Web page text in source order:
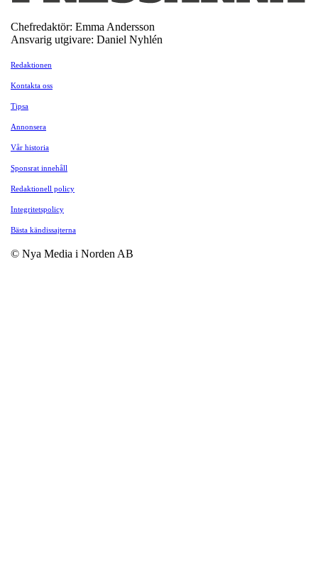
Chefredaktör: Emma Andersson
Ansvarig utgivare: Daniel Nyhlén
Redaktionen
Kontakta oss
Tipsa
Annonsera
Vår historia
Sponsrat innehåll
Redaktionell policy
Integritetspolicy
Bästa kändissajterna
© Nya Media i Norden AB